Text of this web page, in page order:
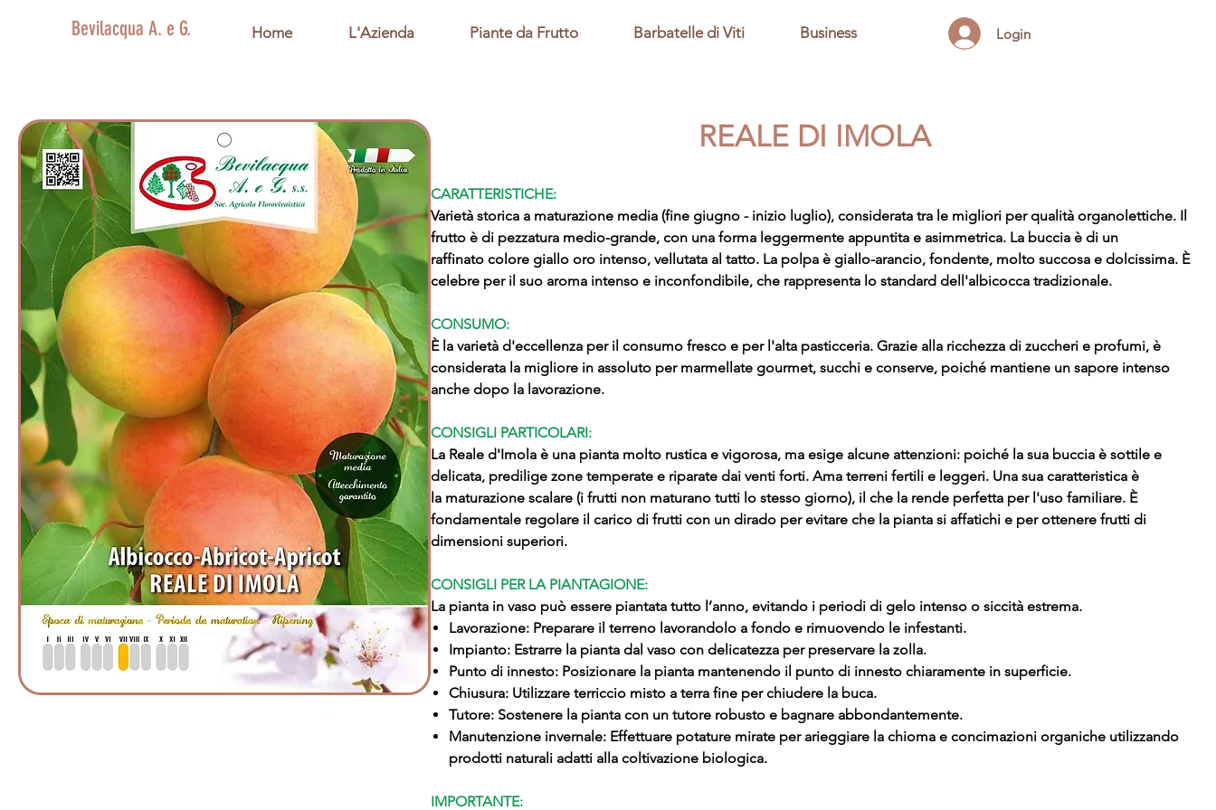
Bevilacqua A. e G. Home L'Azienda Piante da Frutto Barbatelle di Viti Business Login
REALE DI IMOLA
CARATTERISTICHE:
Varietà storica a maturazione media (fine giugno - inizio luglio), considerata tra le migliori per qualità organolettiche. Il
frutto è di pezzatura medio-grande, con una forma leggermente appuntita e asimmetrica. La buccia è di un
raffinato colore giallo oro intenso, vellutata al tatto. La polpa è giallo-arancio, fondente, molto succosa e dolcissima. È
celebre per il suo aroma intenso e inconfondibile, che rappresenta lo standard dell'albicocca tradizionale.
CONSUMO:
È la varietà d'eccellenza per il consumo fresco e per l'alta pasticceria. Grazie alla ricchezza di zuccheri e profumi, è
considerata la migliore in assoluto per marmellate gourmet, succhi e conserve, poiché mantiene un sapore intenso
anche dopo la lavorazione.
CONSIGLI PARTICOLARI:
La Reale d'Imola è una pianta molto rustica e vigorosa, ma esige alcune attenzioni: poiché la sua buccia è sottile e
delicata, predilige zone temperate e riparate dai venti forti. Ama terreni fertili e leggeri. Una sua caratteristica è
la maturazione scalare (i frutti non maturano tutti lo stesso giorno), il che la rende perfetta per l'uso familiare. È
fondamentale regolare il carico di frutti con un dirado per evitare che la pianta si affatichi e per ottenere frutti di
dimensioni superiori.
CONSIGLI PER LA PIANTAGIONE:
La pianta in vaso può essere piantata tutto l’anno, evitando i periodi di gelo intenso o siccità estrema.
Lavorazione: Preparare il terreno lavorandolo a fondo e rimuovendo le infestanti.
Impianto: Estrarre la pianta dal vaso con delicatezza per preservare la zolla.
Punto di innesto: Posizionare la pianta mantenendo il punto di innesto chiaramente in superficie.
Chiusura: Utilizzare terriccio misto a terra fine per chiudere la buca.
Tutore: Sostenere la pianta con un tutore robusto e bagnare abbondantemente.
Manutenzione invernale: Effettuare potature mirate per arieggiare la chioma e concimazioni organiche utilizzando
prodotti naturali adatti alla coltivazione biologica.
IMPORTANTE: